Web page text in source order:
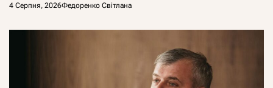
4 Серпня, 2026Федоренко Світлана